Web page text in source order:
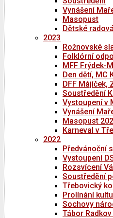
Vynášení
Masopust
Dětské
2023
Rožnovské
Folklórní
MFF Frýdek-
Den dětí, MC
DFF Májíček,
Soustředění
Vystoupení v
Vynášení
Masopust
Karneval v
2022
Předvánoční
Vystoupení
Rozsvícení
Soustředění
Třebovický
Prolínání
Sochovy
Tábor